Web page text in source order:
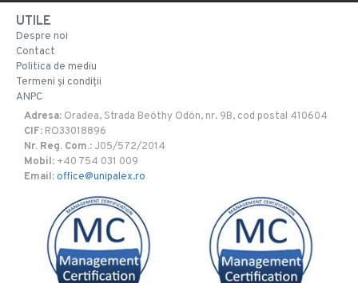
UTILE
Despre noi
Contact
Politica de mediu
Termeni și condiții
ANPC
Adresa: Oradea, Strada Beöthy Odön, nr. 9B, cod postal 410604
CIF: RO33018896
Nr. Reg. Com.: J05/572/2014
Mobil: +40 754 031 009
Email:office@unipalex.ro